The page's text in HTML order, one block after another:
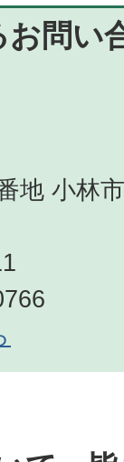
問い
地 小林